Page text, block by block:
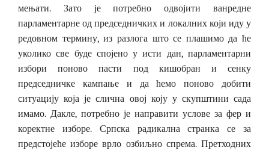
мењати. Зато је потребно одвојити ванредне
парламентарне од председничких и локалних који иду у
редовном термину, из разлога што се плашимо да ће
уколико све буде спојено у исти дан, парламентарни
избори поново пасти под кишобран и сенку
председничке кампање и да ћемо поново добити
ситуацију која је слична овој коју у скупштини сада
имамо. Дакле, потребно је направити услове за фер и
коректне изборе. Српска радикална странка се за
предстојеће изборе врло озбиљно спрема. Претходних